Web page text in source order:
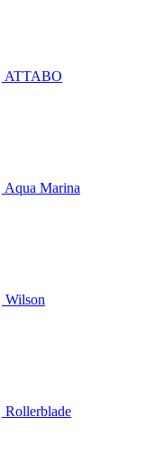
ATTABO
Aqua Marina
Wilson
Rollerblade